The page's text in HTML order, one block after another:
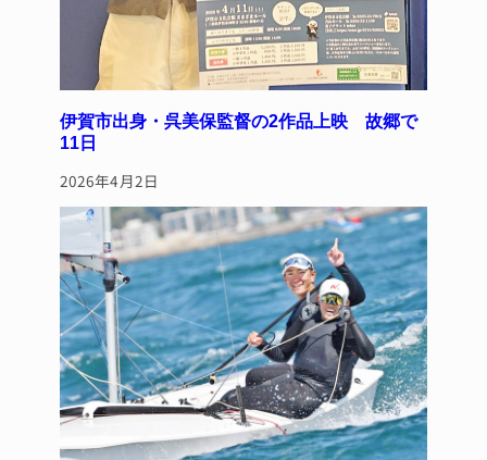
伊賀市出身・呉美保監督の2作品上映 故郷で
11日
2026年4月2日